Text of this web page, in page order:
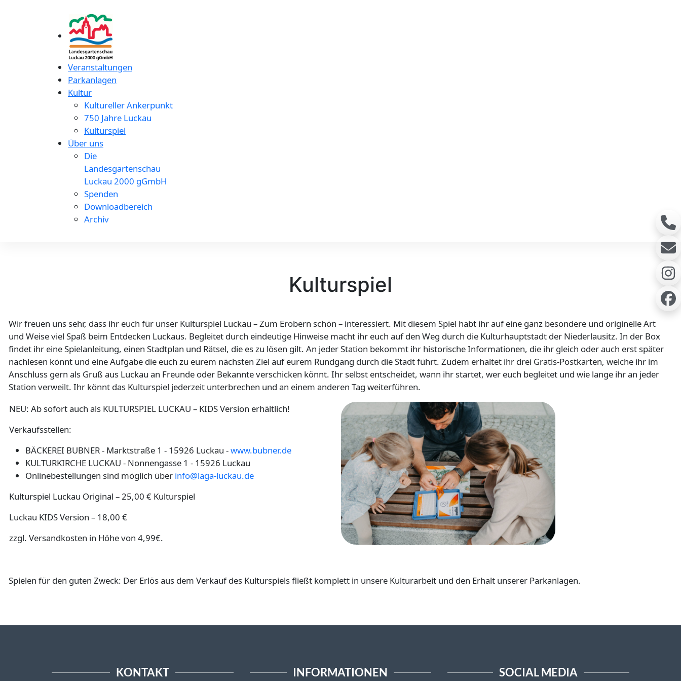
Veranstaltungen
Parkanlagen
Kultur
Kultureller Ankerpunkt
750 Jahre Luckau
Kulturspiel
Über uns
Die
Landesgartenschau
Luckau 2000 gGmbH
Spenden
Downloadbereich
Archiv
Kulturspiel
Wir freuen uns sehr, dass ihr euch für unser Kulturspiel Luckau – Zum Erobern schön – interessiert. Mit diesem Spiel habt ihr auf eine ganz besondere und originelle Art
und Weise viel Spaß beim Entdecken Luckaus. Begleitet durch eindeutige Hinweise macht ihr euch auf den Weg durch die Kulturhauptstadt der Niederlausitz. In der Box
findet ihr eine Spielanleitung, einen Stadtplan und Rätsel, die es zu lösen gilt. An jeder Station bekommt ihr historische Informationen, die ihr gleich oder auch erst später
nachlesen könnt und eine Aufgabe die euch zu eurem nächsten Ziel auf eurem Rundgang durch die Stadt führt. Zudem erhaltet ihr drei Gratis-Postkarten, welche ihr im
Anschluss gern als Gruß aus Luckau an Freunde oder Bekannte verschicken könnt. Ihr selbst entscheidet, wann ihr startet, wer euch begleitet und wie lange ihr an jeder
Station verweilt. Ihr könnt das Kulturspiel jederzeit unterbrechen und an einem anderen Tag weiterführen.
NEU: Ab sofort auch als KULTURSPIEL LUCKAU – KIDS Version erhältlich!
Verkaufsstellen:
BÄCKEREI BUBNER - Marktstraße 1 - 15926 Luckau -www.bubner.de
KULTURKIRCHE LUCKAU - Nonnengasse 1 - 15926 Luckau
Onlinebestellungen sind möglich über info@laga-luckau.de
Kulturspiel Luckau Original – 25,00 € Kulturspiel
Luckau KIDS Version – 18,00 €
zzgl. Versandkosten in Höhe von 4,99€.
Spielen für den guten Zweck: Der Erlös aus dem Verkauf des Kulturspiels fließt komplett in unsere Kulturarbeit und den Erhalt unserer Parkanlagen.
KONTAKT INFORMATIONEN SOCIAL MEDIA